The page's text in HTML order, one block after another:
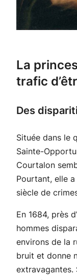
La
trafic
Des
Située dans le
Sainte-
Courtalon
Pourtant, elle
siècle de
En 1684, près
hommes
environs de la
bruit et donne
extravagantes.